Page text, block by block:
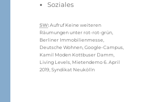
Soziales
Schlagwörter
SW:Aufruf Keine weiteren
Räumungen unter rot-rot-grün
Berliner Immobilienmesse
Deutsche Wohnen ,Google-Campus
Kamil Moden Kottbuser Damm
Living Levels Mietendemo 6. April
2019 ,Syndikat Neukölln